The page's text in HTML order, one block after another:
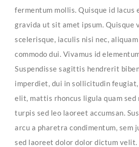
fermentum mollis. Quisque id lacus
gravida ut sit amet ipsum. Quisque
scelerisque, iaculis nisi nec,
commodo dui. Vivamus id
Suspendisse sagittis hendrerit
imperdiet, dui in sollicitudin
elit, mattis rhoncus ligula quam sed
turpis sed leo laoreet accumsan.
arcu a pharetra condimentum, sem
sed laoreet dolor dolor dictum velit.